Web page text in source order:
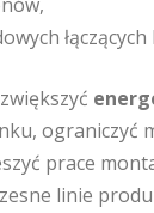
ograniczyć
prace
linie